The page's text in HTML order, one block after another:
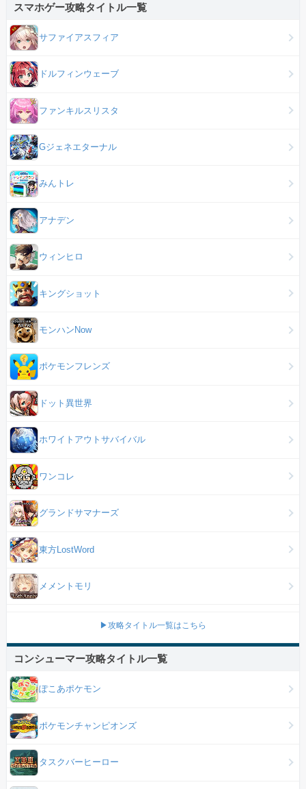
スマホゲー攻略タイトル一覧
サファイアスフィア
ドルフィンウェーブ
ファンキルスリスタ
Gジェネエターナル
みんトレ
アナデン
ウィンヒロ
キングショット
モンハンNow
ポケモンフレンズ
ドット異世界
ホワイトアウトサバイバル
ワンコレ
グランドサマナーズ
東方LostWord
メメントモリ
▶攻略タイトル一覧はこちら
コンシューマー攻略タイトル一覧
ぽこあポケモン
ポケモンチャンピオンズ
タスクバーヒーロー